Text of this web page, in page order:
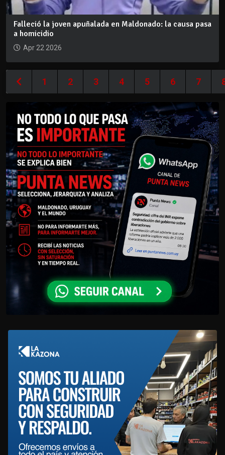
Falleció la joven apuñalada en Maldonado: la causa pasa
a homicidio
Apr 22 2026
1 2 3 4 5 6 7